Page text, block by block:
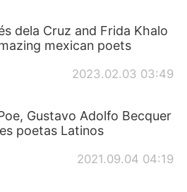
dela Cruz and Frida Khalo
mexican poets
2023.02.03 03:49
Gustavo Adolfo Becquer
poetas Latinos
2021.09.04 04:19